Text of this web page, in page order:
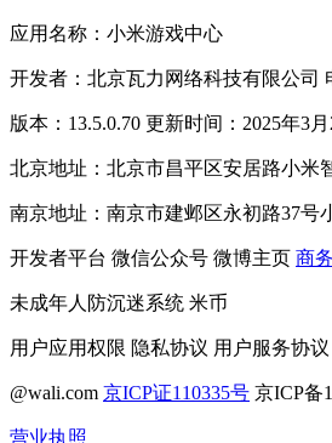
应用名称：小米游戏中心
开发者：北京瓦力网络科技有限公司
版本：13.5.0.70 更新时间：2025年3月
北京地址：北京市昌平区安居路小米
南京地址：南京市建邺区永初路37号
开发者平台 微信公众号 微博主页 商
未成年人防沉迷系统 米币
用户应用权限 隐私协议 用户服务协议
@wali.com 京ICP证110335号 京ICP备
营业执照